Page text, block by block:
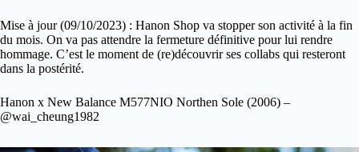
Mise à jour (09/10/2023) : Hanon Shop va stopper son activité à la fin
du mois. On va pas attendre la fermeture définitive pour lui rendre
hommage. C’est le moment de (re)découvrir ses collabs qui resteront
dans la postérité.
Hanon x New Balance M577NIO Northen Sole (2006) –
@wai_cheung1982